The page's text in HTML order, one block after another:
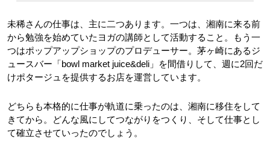
未稀さんの仕事は、主に二つあります。一つは、湘南に来る前
から勉強を始めていたヨガの講師として活動すること。もう一
つはポップアップショップのプロデューサー。茅ヶ崎にあるジ
ュースバー「bowl market juice&deli」を間借りして、週に2回だ
けポタージュを提供するお店を運営しています。
どちらも本格的に仕事が軌道に乗ったのは、湘南に移住をして
きてから。どんな風にしてつながりをつくり、そして仕事とし
て確立させていったのでしょう。